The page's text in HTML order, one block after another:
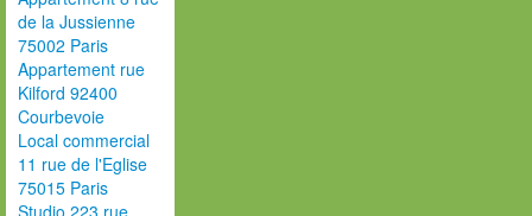
de la Jussienne
75002 Paris
Appartement rue
Kilford 92400
Courbevoie
Local commercial
11 rue de l'Eglise
75015 Paris
Studio 223 rue